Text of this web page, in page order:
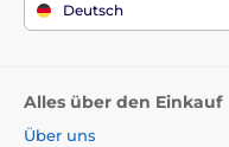
Deutsch
Alles über den Einkauf
Über uns